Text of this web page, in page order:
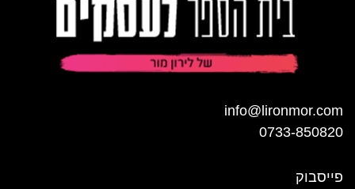
info@lironmor.com
0733-850820
פייסבוק